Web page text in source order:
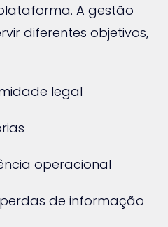
A gestão
diferentes objetivos,
legal
operacional
perdas de informação